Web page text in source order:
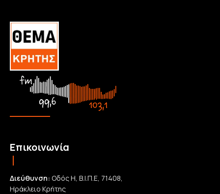
Επικοινωνία
Διεύθυνση: Οδός Η, Β.Ι.Π.Ε, 71408,
Ηράκλειο Κρήτης